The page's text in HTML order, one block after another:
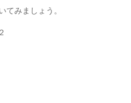
みましょう。